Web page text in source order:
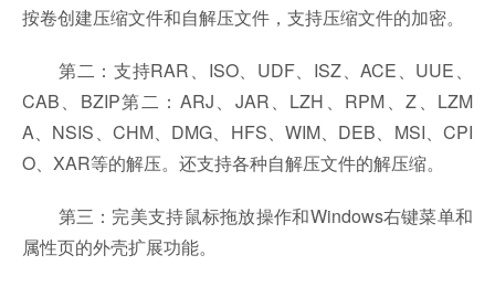
按卷创建压缩文件和自解压文件，支持压缩文件的加密。
第二：支持RAR、ISO、UDF、ISZ、ACE、UUE、
CAB、BZIP第二：ARJ、JAR、LZH、RPM、Z、LZM
A、NSIS、CHM、DMG、HFS、WIM、DEB、MSI、CPI
O、XAR等的解压。还支持各种自解压文件的解压缩。
第三：完美支持鼠标拖放操作和Windows右键菜单和
属性页的外壳扩展功能。